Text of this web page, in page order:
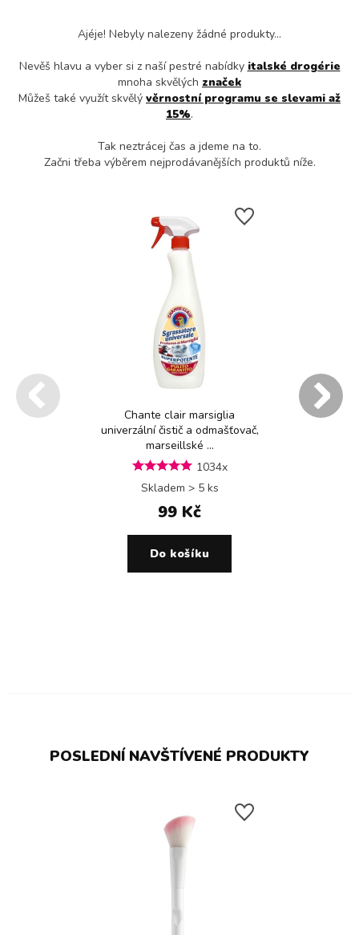
Ajéje! Nebyly nalezeny žádné produkty...
Nevěš hlavu a vyber si z naší pestré nabídky italské drogérie
mnoha skvělých značek
Můžeš také využít skvělý věrnostní programu se slevami až
15%.
Tak neztrácej čas a jdeme na to.
Začni třeba výběrem nejprodávanějších produktů níže.
Chante clair marsiglia
univerzální čistič a odmašťovač,
marseillské ...
1034x
Skladem > 5 ks
99 Kč
Do košíku
POSLEDNÍ NAVŠTÍVENÉ PRODUKTY